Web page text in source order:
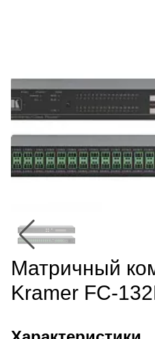
Матричный
Kramer FC-